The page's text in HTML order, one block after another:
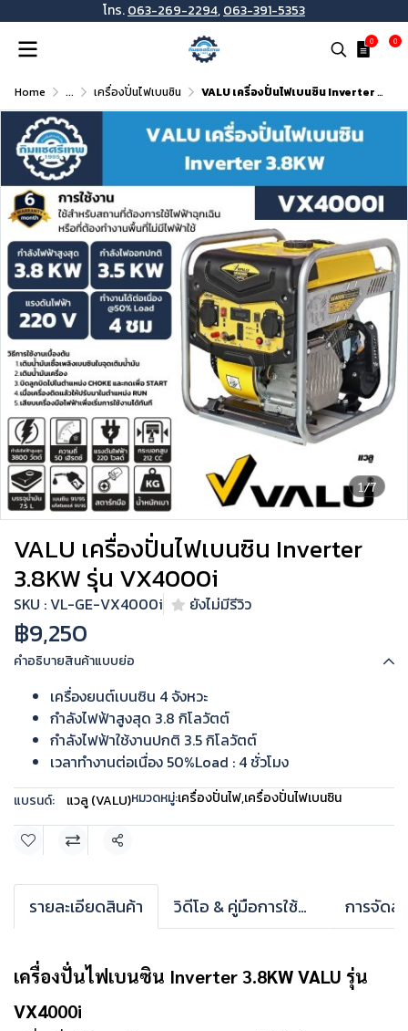
โทร.063-269-2294,063-391-5353
0 0
Home ... เครื่องปั่นไฟเบนซิน VALU เครื่องปั่นไฟเบนซิน Inverter 3.8KW รุ่น VX4000i
1/7
VALU เครื่องปั่นไฟเบนซิน Inverter
3.8KW รุ่น VX4000i
SKU : VL-GE-VX4000i ยังไม่มีรีวิว
฿9,250
คำอธิบายสินค้าแบบย่อ
เครื่องยนต์เบนซิน 4 จังหวะ
กำลังไฟฟ้าสูงสุด 3.8 กิโลวัตต์
กำลังไฟฟ้าใช้งานปกติ 3.5 กิโลวัตต์
เวลาทำงานต่อเนื่อง 50%Load : 4 ชั่วโมง
แบรนด์: แวลู (VALU)หมวดหมู่:เครื่องปั่นไฟ,เครื่องปั่นไฟเบนซิน
แชร์
รายละเอียดสินค้า วิดีโอ & คู่มือการใช้งาน การจัดส่
เครื่องปั่นไฟเบนซิน Inverter 3.8KW VALU รุ่น
VX4000i